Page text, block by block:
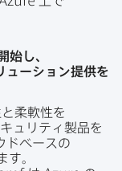
始し、​
ューション提供を​
柔軟性を​
ュリティ製品を​
ドベースの​
す。​